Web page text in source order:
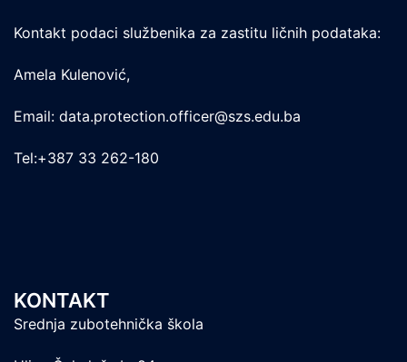
Kontakt podaci službenika za zastitu ličnih podataka:
Amela Kulenović,
Email: data.protection.officer@szs.edu.ba
Tel:+387 33 262-180
KONTAKT
Srednja zubotehnička škola